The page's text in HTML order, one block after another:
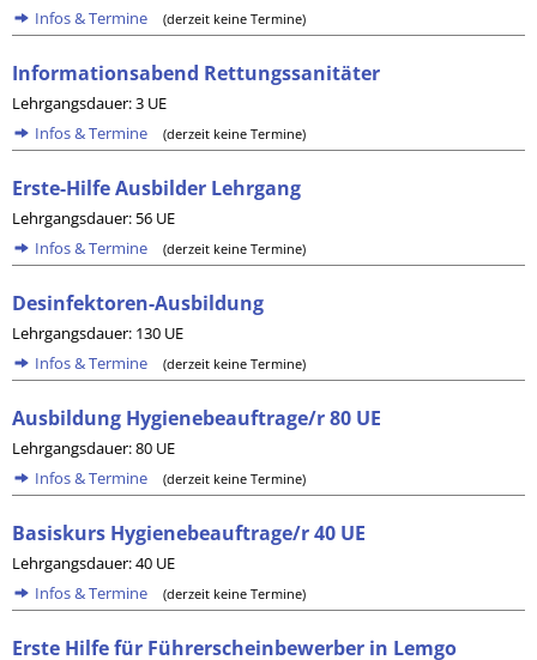
Infos & Termine
(derzeit keine Termine)
Informationsabend Rettungssanitäter
Lehrgangsdauer: 3 UE
Infos & Termine
(derzeit keine Termine)
Erste-Hilfe Ausbilder Lehrgang
Lehrgangsdauer: 56 UE
Infos & Termine
(derzeit keine Termine)
Desinfektoren-Ausbildung
Lehrgangsdauer: 130 UE
Infos & Termine
(derzeit keine Termine)
Ausbildung Hygienebeauftrage/r 80 UE
Lehrgangsdauer: 80 UE
Infos & Termine
(derzeit keine Termine)
Basiskurs Hygienebeauftrage/r 40 UE
Lehrgangsdauer: 40 UE
Infos & Termine
(derzeit keine Termine)
Erste Hilfe für Führerscheinbewerber in Lemgo